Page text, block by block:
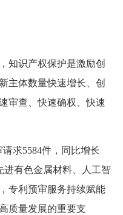
知识产权保护是激励创
主体数量快速增长、创
审查、快速确权、快速
求5584件，同比增长
进有色金属材料、人工智
专利预审服务持续赋能
质量发展的重要支